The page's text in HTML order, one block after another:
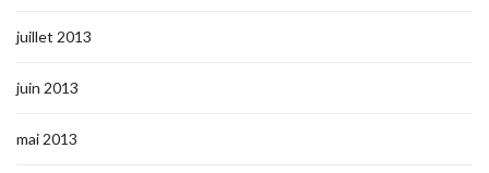
juillet 2013
juin 2013
mai 2013